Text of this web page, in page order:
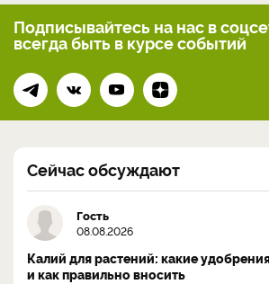
Подписывайтесь на нас в
всегдабыть в курсе событий
Сейчас обсуждают
Гость
08.08.2026
Калий для растений: какие
и как правильно вносить